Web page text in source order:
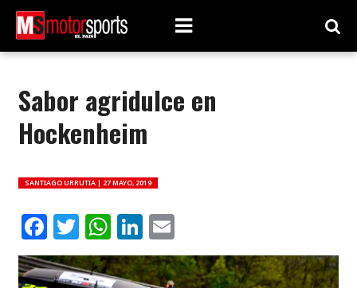
Sabor agridulce en
Hockenheim
SANTIAGO URRUTIA | 27 MAYO, 2019
Facebook
Twitter
WhatsApp
LinkedIn
Email